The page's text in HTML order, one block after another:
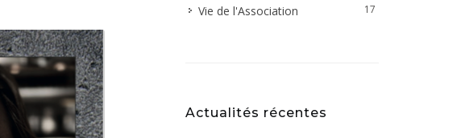
Vie de l'Association 17
Actualités récentes